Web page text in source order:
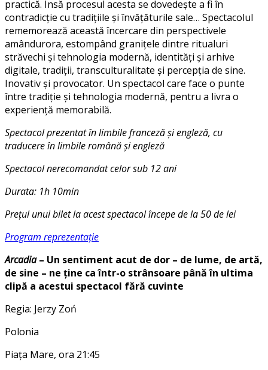
practică. Însă procesul acesta se dovedește a fi în
contradicție cu tradițiile și învățăturile sale… Spectacolul
rememorează această încercare din perspectivele
amândurora, estompând granițele dintre ritualuri
străvechi și tehnologia modernă, identități și arhive
digitale, tradiții, transculturalitate și percepția de sine.
Inovativ și provocator. Un spectacol care face o punte
între tradiție și tehnologia modernă, pentru a livra o
experiență memorabilă.
Spectacol prezentat în limbile franceză și engleză, cu
traducere în limbile română și engleză
Spectacol nerecomandat celor sub 12 ani
Durata: 1h 10min
Prețul unui bilet la acest spectacol începe de la 50 de lei
Program reprezentație
Arcadia– Un sentiment acut de dor – de lume, de artă,
de sine – ne ține ca într-o strânsoare până în ultima
clipă a acestui spectacol fără cuvinte
Regia: Jerzy Zoń
Polonia
Piața Mare, ora 21:45